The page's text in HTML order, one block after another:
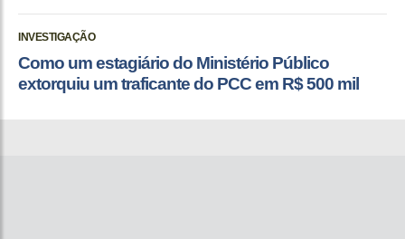
INVESTIGAÇÃO
Como um estagiário do Ministério Público
extorquiu um traficante do PCC em R$ 500 mil